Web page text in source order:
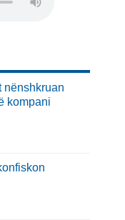
nënshkruan
kompani